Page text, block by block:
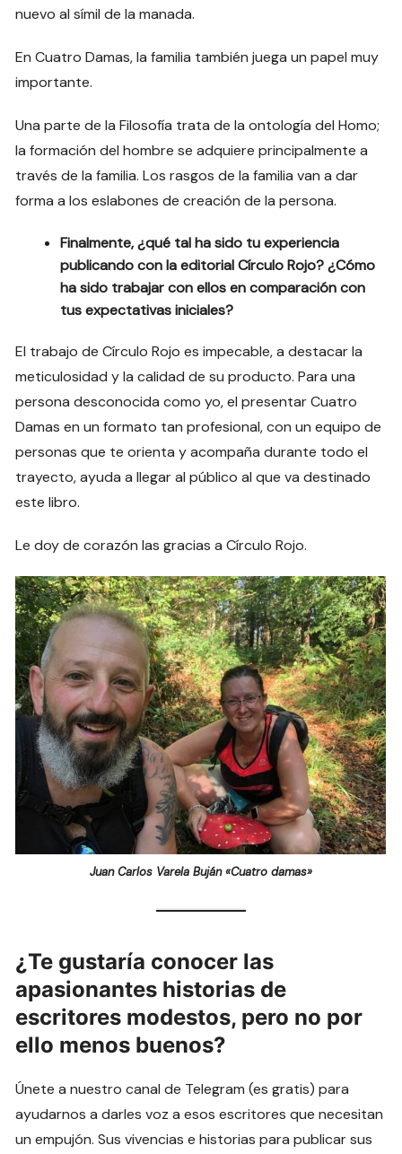
nuevo al símil de la manada.
En Cuatro Damas, la familia también juega un papel muy
importante.
Una parte de la Filosofía trata de la ontología del Homo;
la formación del hombre se adquiere principalmente a
través de la familia. Los rasgos de la familia van a dar
forma a los eslabones de creación de la persona.
Finalmente, ¿qué tal ha sido tu experiencia
publicando con la editorial Círculo Rojo? ¿Cómo
ha sido trabajar con ellos en comparación con
tus expectativas iniciales?
El trabajo de Círculo Rojo es impecable, a destacar la
meticulosidad y la calidad de su producto. Para una
persona desconocida como yo, el presentar Cuatro
Damas en un formato tan profesional, con un equipo de
personas que te orienta y acompaña durante todo el
trayecto, ayuda a llegar al público al que va destinado
este libro.
Le doy de corazón las gracias a Círculo Rojo.
Juan Carlos Varela Buján «Cuatro damas»
¿Te gustaría conocer las
apasionantes historias de
escritores modestos, pero no por
ello menos buenos?
Únete a nuestro canal de Telegram (es gratis) para
ayudarnos a darles voz a esos escritores que necesitan
un empujón. Sus vivencias e historias para publicar sus